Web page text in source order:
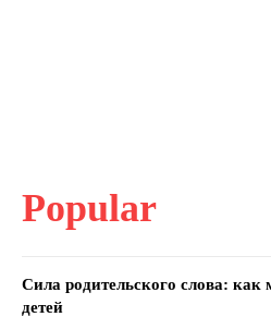
Popular
Сила родительского слова:
детей